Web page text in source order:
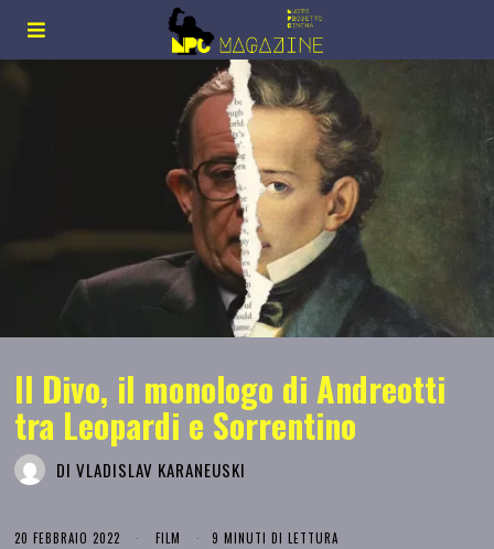
Il Divo, il monologo di Andreotti
tra Leopardi e Sorrentino
DIVLADISLAV KARANEUSKI
20 FEBBRAIO 2022 FILM 9 MINUTI DI LETTURA